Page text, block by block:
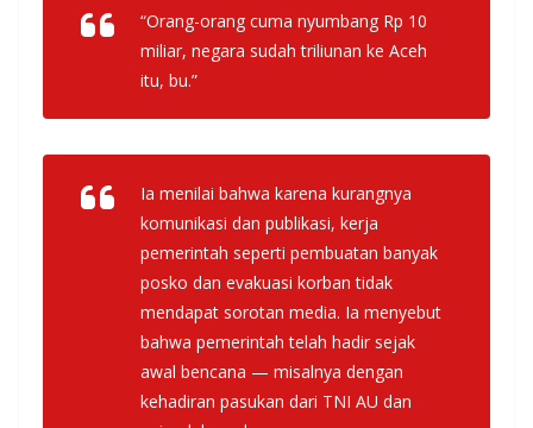
“Orang-orang cuma nyumbang Rp 10
miliar, negara sudah triliunan ke Aceh
itu, bu.”
Ia menilai bahwa karena kurangnya
komunikasi dan publikasi, kerja
pemerintah seperti pembuatan banyak
posko dan evakuasi korban tidak
mendapat sorotan media. Ia menyebut
bahwa pemerintah telah hadir sejak
awal bencana — misalnya dengan
kehadiran pasukan dari TNI AU dan